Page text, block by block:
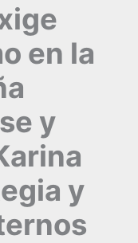
en la
y
y